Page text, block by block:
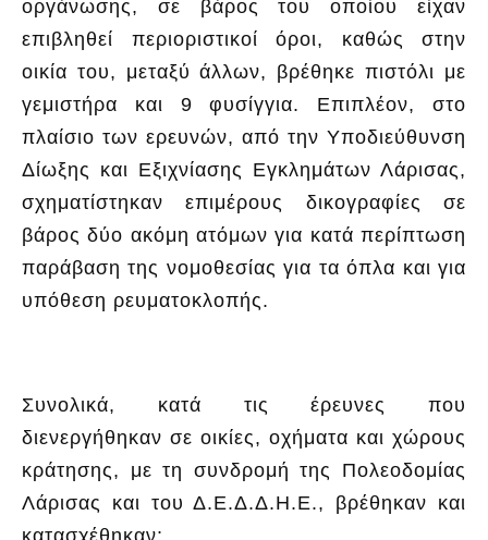
οργάνωσης, σε βάρος του οποίου είχαν
επιβληθεί περιοριστικοί όροι, καθώς στην
οικία του, μεταξύ άλλων, βρέθηκε πιστόλι με
γεμιστήρα και 9 φυσίγγια. Επιπλέον, στο
πλαίσιο των ερευνών, από την Υποδιεύθυνση
Δίωξης και Εξιχνίασης Εγκλημάτων Λάρισας,
σχηματίστηκαν επιμέρους δικογραφίες σε
βάρος δύο ακόμη ατόμων για κατά περίπτωση
παράβαση της νομοθεσίας για τα όπλα και για
υπόθεση ρευματοκλοπής.
Συνολικά, κατά τις έρευνες που
διενεργήθηκαν σε οικίες, οχήματα και χώρους
κράτησης, με τη συνδρομή της Πολεοδομίας
Λάρισας και του Δ.Ε.Δ.Δ.Η.Ε., βρέθηκαν και